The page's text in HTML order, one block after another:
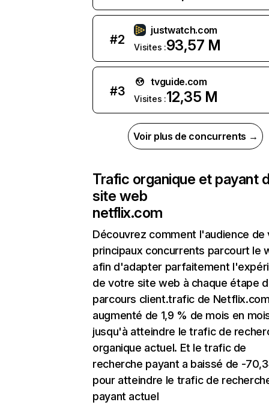
#2
justwatch.com
Visites :93,57 M
#3
tvguide.com
Visites :12,35 M
Voir plus de concurrents →
Trafic organique et payant
site web
netflix.com
Découvrez comment l'audience de
principaux concurrents parcourt le
afin d'adapter parfaitement
de votre site web à chaque étape
parcours client.trafic de
augmenté de 1,9 % de mois en
jusqu'à atteindre le trafic de
organique actuel. Et le trafic de
recherche payant a baissé de -
pour atteindre le trafic de
payant actuel